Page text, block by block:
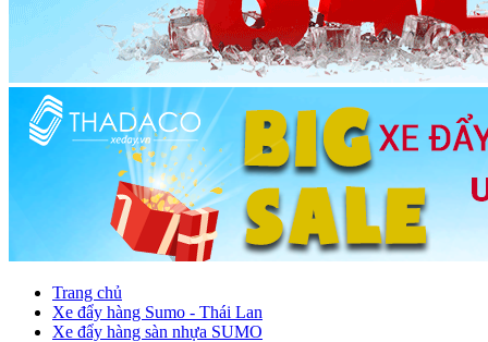
Trang chủ
Xe đẩy hàng Sumo - Thái Lan
Xe đẩy hàng sàn nhựa SUMO